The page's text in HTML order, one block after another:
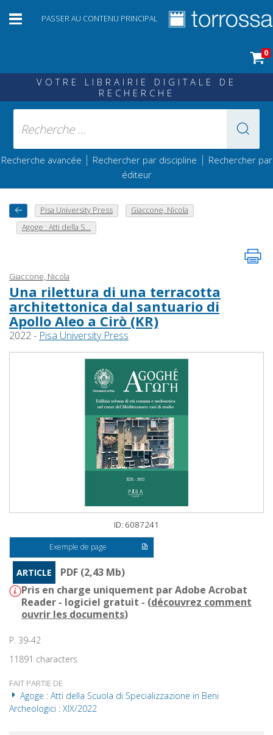
PASSER AU CONTENU PRINCIPAL
0
VOTRE LIBRAIRIE DIGITALE DE
RECHERCHE
Recherche avancée | Rechercher par discipline | Rechercher par
éditeur
Pisa University Press
Giaccone, Nicola
Agoge : Atti della S...
Giaccone, Nicola
Una rilettura di una terracotta
architettonica dal santuario di
Apollo Aleo a Cirò (KR)
2022 - Pisa University Press
ID: 6087241
Exemple de page
ARTICLE
PDF (2,43 Mb)
Pris en charge uniquement par Adobe Acrobat
Reader - logiciel gratuit - (découvrez comment
ouvrir les documents)
P. 39-42
11891 characters
FAIT PARTIE DE
Agoge : Atti della Scuola di Specializzazione in Beni
Archeologici : XIX/2022